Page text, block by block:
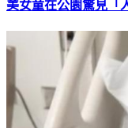
美女童在公園驚見「